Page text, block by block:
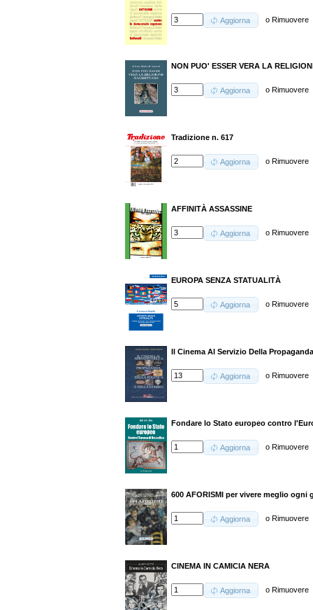
Aggiorna oRimuovere
NON PUO' ESSER VERA LA
Aggiorna oRimuovere
Tradizione n. 617
Aggiorna oRimuovere
AFFINITÀ ASSASSINE
Aggiorna oRimuovere
EUROPA SENZA STATUALITÀ
Aggiorna oRimuovere
Il Cinema Al Servizio Della
Aggiorna oRimuovere
Fondare lo Stato europeo contro
Aggiorna oRimuovere
600 AFORISMI per vivere meglio ogni
Aggiorna oRimuovere
CINEMA IN CAMICIA NERA
Aggiorna oRimuovere